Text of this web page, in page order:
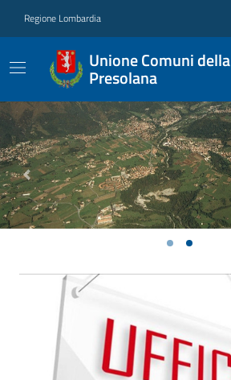
Regione Lombardia
Unione Comuni della
Presolana
Previous
Ultime notizie